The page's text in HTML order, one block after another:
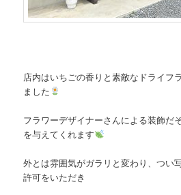
店内はいちごの香りと素敵なドライフ
ました
フラワーデザイナーさんによる装飾だ
を与えてくれます
外とは雰囲気がガラリと変わり、つい
許可をいただき